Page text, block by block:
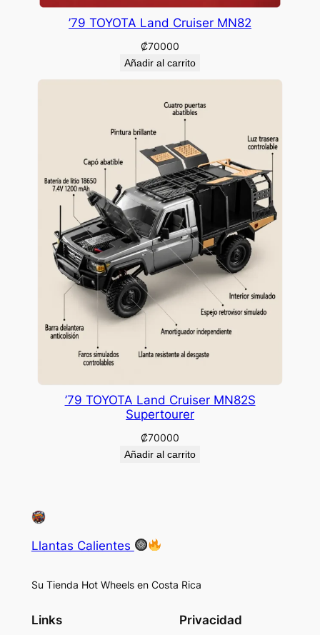
’79 TOYOTA Land Cruiser MN82
₡70000
Añadir al carrito
’79 TOYOTA Land Cruiser MN82S
Supertourer
₡70000
Añadir al carrito
Llantas Calientes
Su Tienda Hot Wheels en Costa Rica
Links Privacidad